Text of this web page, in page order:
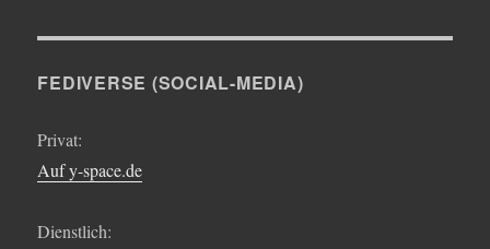
FEDIVERSE (SOCIAL-MEDIA)
Privat:
Auf y-space.de
Dienstlich: